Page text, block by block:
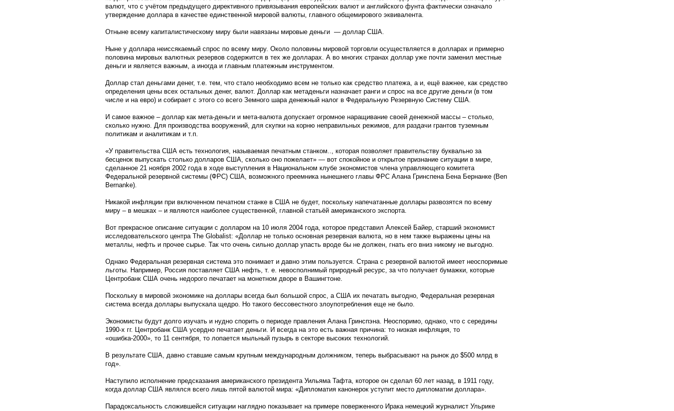
валют, что с учётом предыдущего директивного привязывания европейских валют и английского фунта фактически означало
утверждение доллара в качестве единственной мировой валюты, главного общемирового эквивалента.
Отныне всему капиталистическому миру были навязаны мировые деньги — доллар США.
Ныне у доллара неиссякаемый спрос по всему миру. Около половины мировой торговли осуществляется в долларах и примерно
половина мировых валютных резервов содержится в тех же долларах. А во многих странах доллар уже почти заменил местные
деньги и является важным, а иногда и главным платежным инструментом.
Доллар стал деньгами денег, т.е. тем, что стало необходимо всем не только как средство платежа, а и, ещё важнее, как средство
определения цены всех остальных денег, валют. Доллар как метаденьги назначает ранги и спрос на все другие деньги (в том
числе и на евро) и собирает с этого со всего Земного шара денежный налог в Федеральную Резервную Систему США.
И самое важное – доллар как мета-деньги и мета-валюта допускает огромное наращивание своей денежной массы – столько,
сколько нужно. Для производства вооружений, для скупки на корню неправильных режимов, для раздачи грантов туземным
политикам и аналитикам и т.п.
«У правительства США есть технология, называемая печатным станком.., которая позволяет правительству буквально за
бесценок выпускать столько долларов США, сколько оно пожелает» — вот спокойное и открытое признание ситуации в мире,
сделанное 21 ноября 2002 года в ходе выступления в Национальном клубе экономистов члена управляющего комитета
Федеральной резервной системы (ФРС) США, возможного преемника нынешнего главы ФРС Алана Гринспена Бена Бернанке (Ben
Bernanke).
Никакой инфляции при включенном печатном станке в США не будет, поскольку напечатанные доллары развозятся по всему
миру – в мешках – и являются наиболее существенной, главной статьёй американского экспорта.
Вот прекрасное описание ситуации с долларом на 10 июля 2004 года, которое представил Алексей Байер, старший экономист
исследовательского центра The Globalist: «Доллар не только основная резервная валюта, но в нем также выражены цены на
металлы, нефть и прочее сырье. Так что очень сильно доллар упасть вроде бы не должен, гнать его вниз никому не выгодно.
Однако Федеральная резервная система это понимает и давно этим пользуется. Страна с резервной валютой имеет неоспоримые
льготы. Например, Россия поставляет США нефть, т. е. невосполнимый природный ресурс, за что получает бумажки, которые
Центробанк США очень недорого печатает на монетном дворе в Вашингтоне.
Поскольку в мировой экономике на доллары всегда был большой спрос, а США их печатать выгодно, Федеральная резервная
система всегда доллары выпускала щедро. Но такого бессовестного злоупотребления еще не было.
Экономисты будут долго изучать и нудно спорить о периоде правления Алана Гринспэна. Неоспоримо, однако, что с середины
1990-х гг. Центробанк США усердно печатает деньги. И всегда на это есть важная причина: то низкая инфляция, то
«ошибка-2000», то 11 сентября, то лопается мыльный пузырь в секторе высоких технологий.
В результате США, давно ставшие самым крупным международным должником, теперь выбрасывают на рынок до $500 млрд в
год».
Наступило исполнение предсказания американского президента Уильяма Тафта, которое он сделал 60 лет назад, в 1911 году,
когда доллар США являлся всего лишь пятой валютой мира: «Дипломатия канонерок уступит место дипломатии доллара».
Парадоксальность сложившейся ситуации наглядно показывает на примере поверженного Ирака немецкий журналист Ульрике